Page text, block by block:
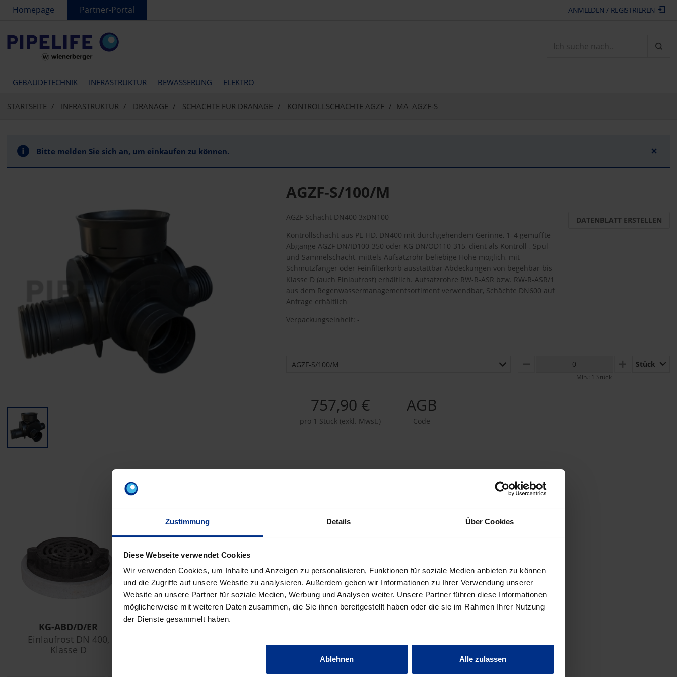
Zustimmung Details Über Cookies
Diese Webseite verwendet Cookies
Wir verwenden Cookies, um Inhalte und Anzeigen zu personalisieren, Funktionen für soziale Medien anbieten zu können
und die Zugriffe auf unsere Website zu analysieren. Außerdem geben wir Informationen zu Ihrer Verwendung unserer
Website an unsere Partner für soziale Medien, Werbung und Analysen weiter. Unsere Partner führen diese Informationen
möglicherweise mit weiteren Daten zusammen, die Sie ihnen bereitgestellt haben oder die sie im Rahmen Ihrer Nutzung
der Dienste gesammelt haben.
Ablehnen Alle zulassen
text.skipToContent
text.skipToNavigation
Homepage Partner-Portal ANMELDEN / REGISTRIEREN
GEBÄUDETECHNIK INFRASTRUKTUR BEWÄSSERUNG ELEKTRO
STARTSEITE INFRASTRUKTUR DRÄNAGE SCHÄCHTE FÜR DRÄNAGE KONTROLLSCHÄCHTE AGZF MA_AGZF-S
Bitte melden Sie sich an, um einkaufen zu können. ×
AGZF-S/100/M
AGZF Schacht DN400 3xDN100
Kontrollschacht aus PE-HD, DN400 mit durchgehendem Gerinne, 1–4 gemuffte
Abgänge AGZF DN/ID100-350 oder KG DN/OD110-315, dient als Kontroll-, Spül-
und Sammelschacht, mittels Aufsatzrohr beliebige Höhe möglich, mit
Schmutzfänger oder Feinfilterkorb ausstattbar Abdeckungen von begehbar bis
Klasse D (auch Einlaufrost) erhältlich. Aufsatzrohre RW-R-ASR bzw. RW-R-ASR/1
aus dem Regenwassermanagementsortiment verwendbar, Schächte DN600 auf
Anfrage erhältlich
Verpackungseinheit: -
DATENBLATT ERSTELLEN
AGZF-S/100/M MINUS PLUSStück
Min.: 1 Stück
757,90 €
pro 1 Stück (exkl. Mwst.)
AGB
Code
KG-ABD/D/ER
Einlaufrost DN 400,
Klasse D